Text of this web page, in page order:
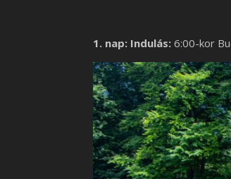
1. nap: Indulás: 6:00-kor